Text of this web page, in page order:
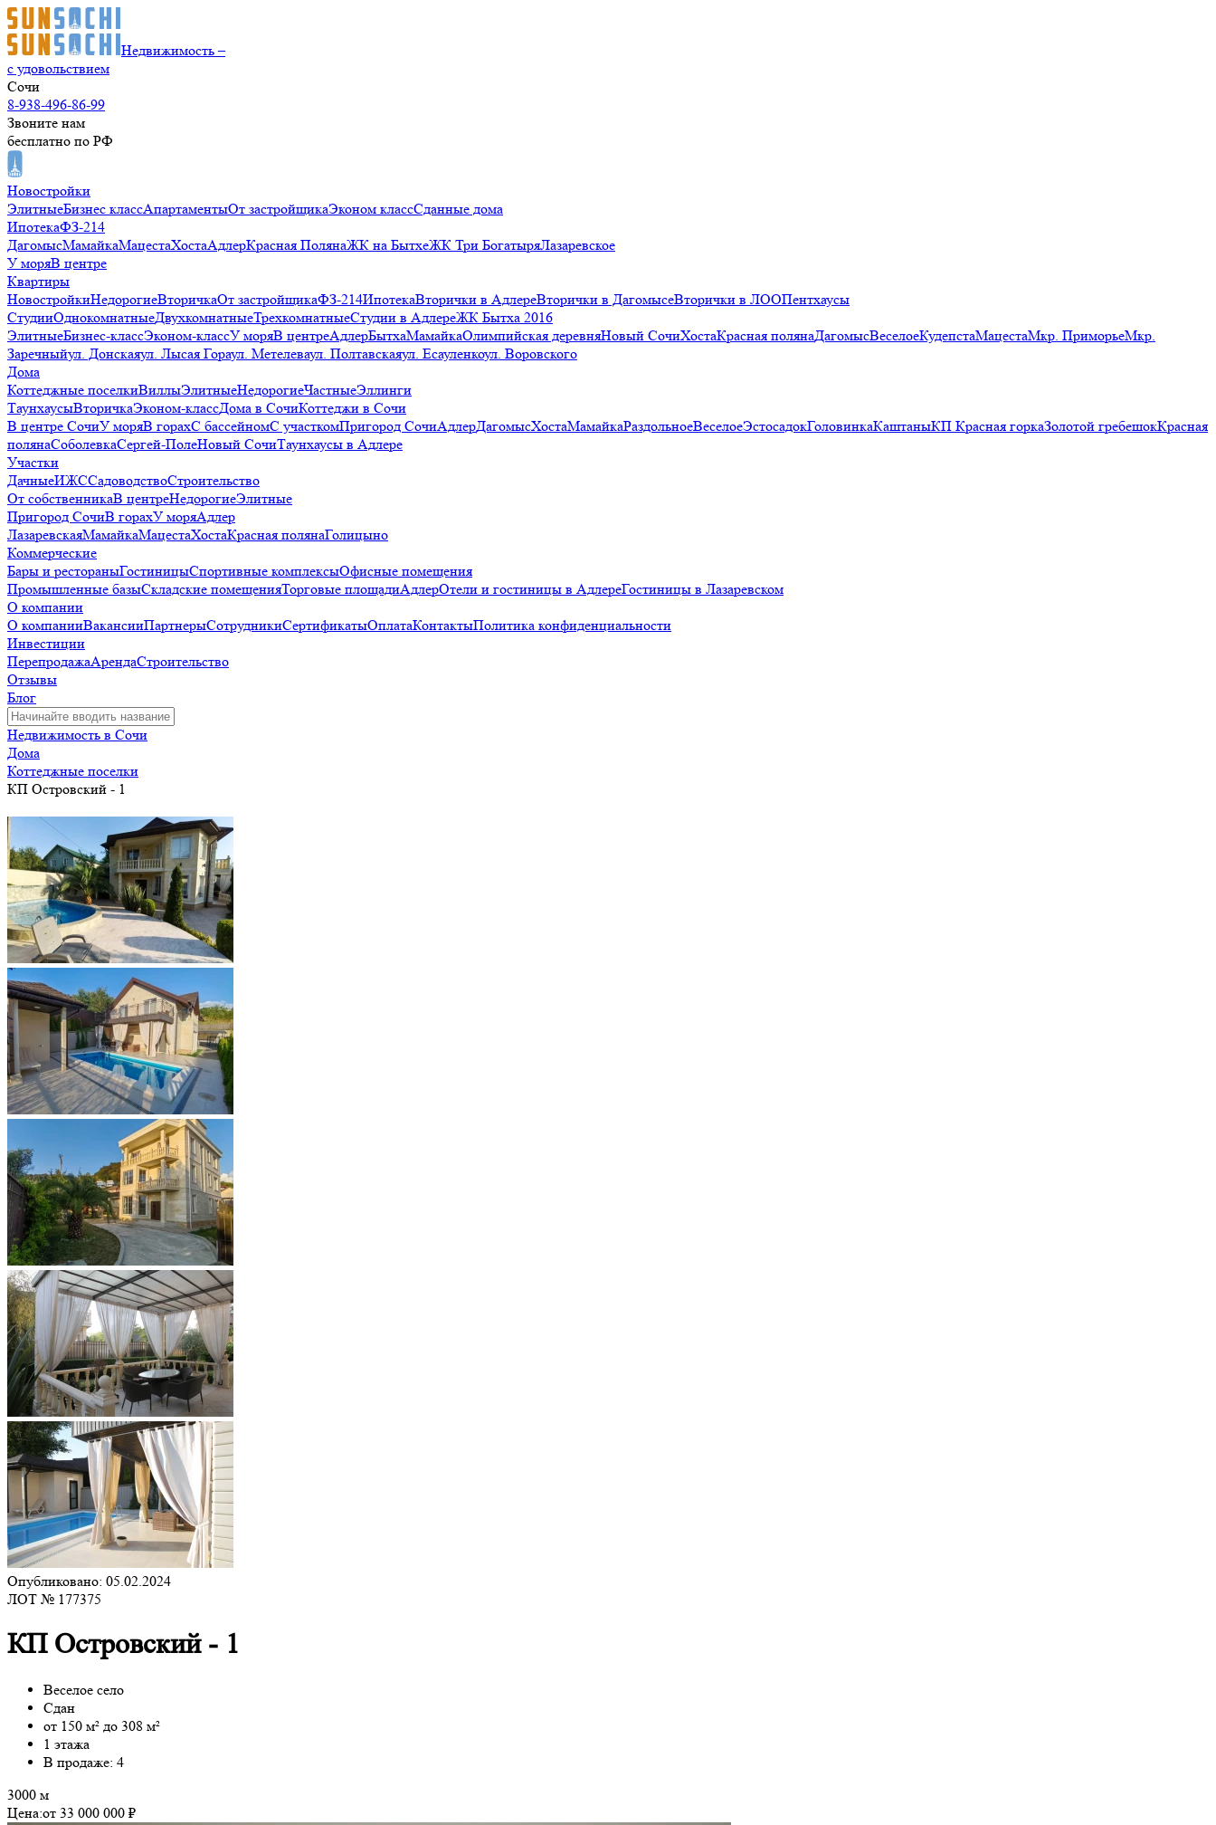
Недвижимость –
с удовольствием
Сочи
8-938-496-86-99
Звоните нам
бесплатно по РФ
Новостройки
ЭлитныеБизнес классАпартаментыОт застройщикаЭконом классСданные дома
ИпотекаФЗ-214
ДагомысМамайкаМацестаХостаАдлерКрасная ПолянаЖК на БытхеЖК Три БогатыряЛазаревское
У моряВ центре
Квартиры
НовостройкиНедорогиеВторичкаОт застройщикаФЗ-214ИпотекаВторички в АдлереВторички в ДагомысеВторички в ЛООПентхаусы
СтудииОднокомнатныеДвухкомнатныеТрехкомнатныеСтудии в АдлереЖК Бытха 2016
ЭлитныеБизнес-классЭконом-классУ моряВ центреАдлерБытхаМамайкаОлимпийская деревняНовый СочиХостаКрасная полянаДагомысВеселоеКудепстаМацестаМкр. ПриморьеМкр.
Заречныйул. Донскаяул. Лысая Гораул. Метелеваул. Полтавскаяул. Есауленкоул. Воровского
Дома
Коттеджные поселкиВиллыЭлитныеНедорогиеЧастныеЭллинги
ТаунхаусыВторичкаЭконом-классДома в СочиКоттеджи в Сочи
В центре СочиУ моряВ горахС бассейномС участкомПригород СочиАдлерДагомысХостаМамайкаРаздольноеВеселоеЭстосадокГоловинкаКаштаныКП Красная горкаЗолотой гребешокКрасная
полянаСоболевкаСергей-ПолеНовый СочиТаунхаусы в Адлере
Участки
ДачныеИЖССадоводствоСтроительство
От собственникаВ центреНедорогиеЭлитные
Пригород СочиВ горахУ моряАдлер
ЛазаревскаяМамайкаМацестаХостаКрасная полянаГолицыно
Коммерческие
Бары и рестораныГостиницыСпортивные комплексыОфисные помещения
Промышленные базыСкладские помещенияТорговые площадиАдлерОтели и гостиницы в АдлереГостиницы в Лазаревском
О компании
О компанииВакансииПартнерыСотрудникиСертификатыОплатаКонтактыПолитика конфиденциальности
Инвестиции
ПерепродажаАрендаСтроительство
Отзывы
Блог
Недвижимость в Сочи
Дома
Коттеджные поселки
КП Островский - 1
Опубликовано: 05.02.2024
ЛОТ № 177375
КП Островский - 1
Веселое село
Сдан
от 150 м² до 308 м²
1 этажа
В продаже: 4
3000 м
Цена:от 33 000 000 ₽